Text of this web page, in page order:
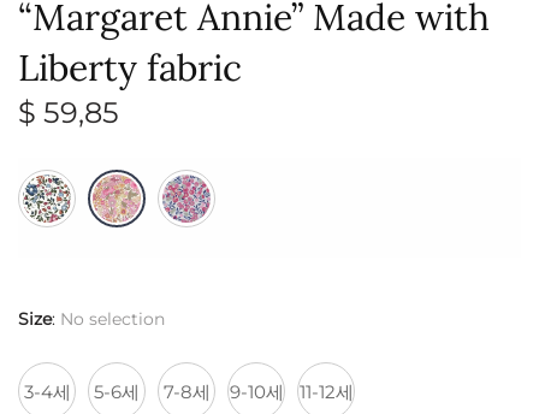
“Margaret Annie” Made with
Liberty fabric
$ 59,85
Size: No selection
3-4세 5-6세 7-8세 9-10세 11-12세